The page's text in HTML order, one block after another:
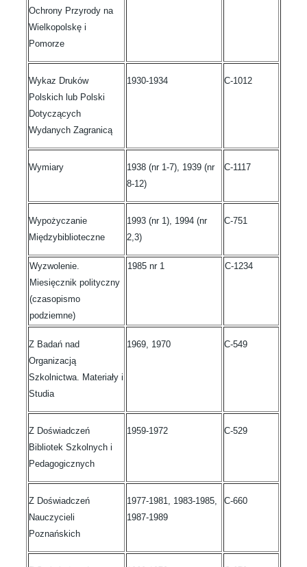
Ochrony Przyrody na
Wielkopolskę i
Pomorze
Wykaz Druków
Polskich lub Polski
Dotyczących
Wydanych Zagranicą
1930-1934 C-1012
Wymiary
1938 (nr 1-7), 1939 (nr
8-12)
C-1117
Wypożyczanie
Międzybiblioteczne
1993 (nr 1), 1994 (nr
2,3)
C-751
Wyzwolenie.
Miesięcznik polityczny
(czasopismo
podziemne)
1985 nr 1 C-1234
Z Badań nad
Organizacją
Szkolnictwa. Materiały i
Studia
1969, 1970 C-549
Z Doświadczeń
Bibliotek Szkolnych i
Pedagogicznych
1959-1972 C-529
Z Doświadczeń
Nauczycieli
Poznańskich
1977-1981, 1983-1985,
1987-1989
C-660